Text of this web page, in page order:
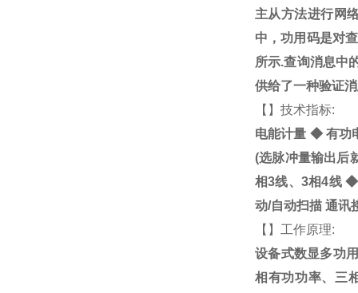
主从方法进行网
中，功用码是对
所示.查询消息中
供给了一种验证
【 】技术指标:
电能计量 ◆有功
(选脉冲量输出后
相3线、3相4线 ◆
动/自动扫描 通讯
【 】工作原理:
设备式数显多功
相有功功率、三